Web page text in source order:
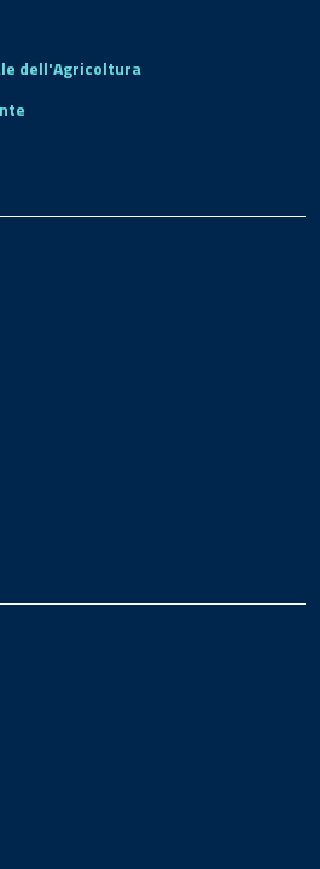
dell'Agricoltura